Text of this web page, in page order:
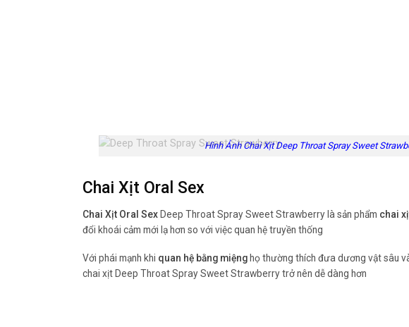
Hình Ảnh Chai Xịt Deep Throat Spray Sweet
Chai Xịt Oral Sex
Chai Xịt Oral Sex Deep Throat Spray Sweet Strawberry là sản phẩm chai
đổi khoái cảm mới lạ hơn so với việc quan hệ truyền thống
Với phái mạnh khi quan hệ bằng miệng họ thường thích đưa dương vật sâu
chai xịt Deep Throat Spray Sweet Strawberry trở nên dễ dàng hơn